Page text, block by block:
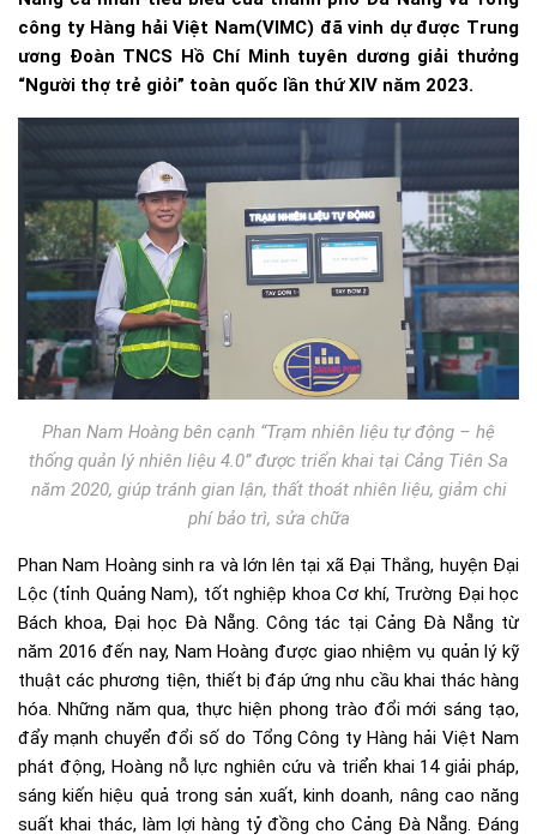
công ty Hàng hải Việt Nam(VIMC) đã vinh dự được Trung
ương Đoàn TNCS Hồ Chí Minh tuyên dương giải thưởng
“Người thợ trẻ giỏi” toàn quốc lần thứ XIV năm 2023.
Phan Nam Hoàng bên cạnh “Trạm nhiên liệu tự động – hệ
thống quản lý nhiên liệu 4.0” được triển khai tại Cảng Tiên Sa
năm 2020, giúp tránh gian lận, thất thoát nhiên liệu, giảm chi
phí bảo trì, sửa chữa
Phan Nam Hoàng sinh ra và lớn lên tại xã Đại Thắng, huyện Đại
Lộc (tỉnh Quảng Nam), tốt nghiệp khoa Cơ khí, Trường Đại học
Bách khoa, Đại học Đà Nẵng. Công tác tại Cảng Đà Nẵng từ
năm 2016 đến nay, Nam Hoàng được giao nhiệm vụ quản lý kỹ
thuật các phương tiện, thiết bị đáp ứng nhu cầu khai thác hàng
hóa. Những năm qua, thực hiện phong trào đổi mới sáng tạo,
đẩy mạnh chuyển đổi số do Tổng Công ty Hàng hải Việt Nam
phát động, Hoàng nỗ lực nghiên cứu và triển khai 14 giải pháp,
sáng kiến hiệu quả trong sản xuất, kinh doanh, nâng cao năng
suất khai thác, làm lợi hàng tỷ đồng cho Cảng Đà Nẵng. Đáng